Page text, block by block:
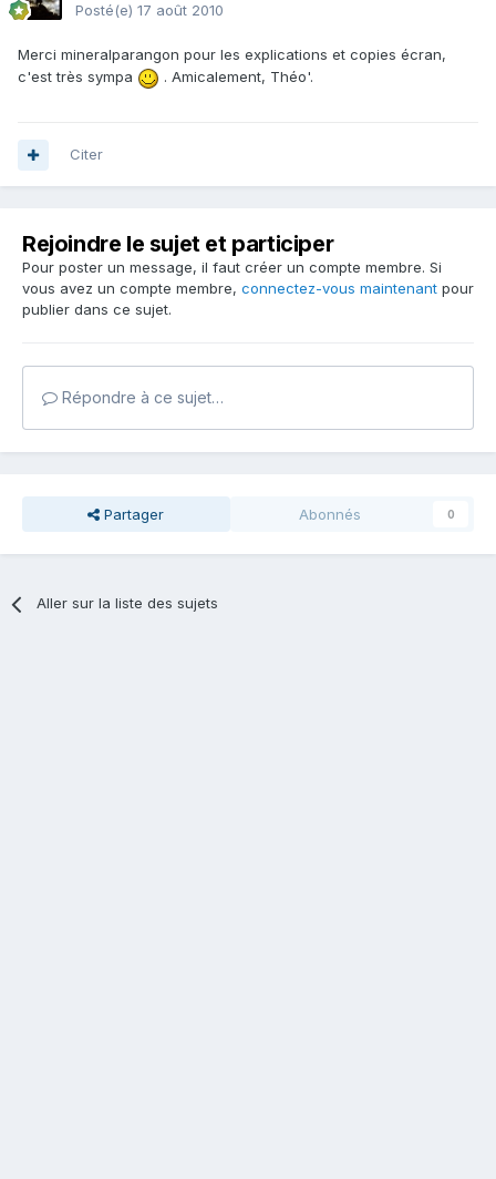
Posté(e) 17 août 2010
Merci mineralparangon pour les explications et copies écran,
c'est très sympa
. Amicalement, Théo'.
Citer
Rejoindre le sujet et participer
Pour poster un message, il faut créer un compte membre. Si
vous avez un compte membre, connectez-vous maintenant pour
publier dans ce sujet.
Répondre à ce sujet…
Partager Abonnés 0
Aller sur la liste des sujets